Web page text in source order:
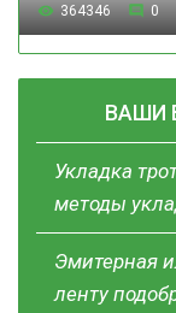
364346 0
ВАШИ
Укладка
методы
Эмитерная
ленту